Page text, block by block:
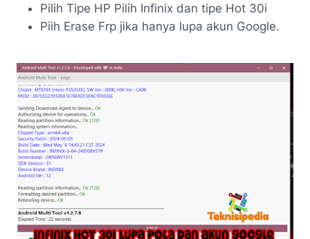
Pilih Tipe HP Pilih Infinix dan tipe Hot 30i
Piih Erase Frp jika hanya lupa akun Google.